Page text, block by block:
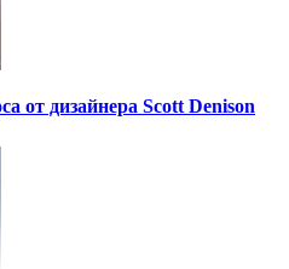
от дизайнера Scott Denison